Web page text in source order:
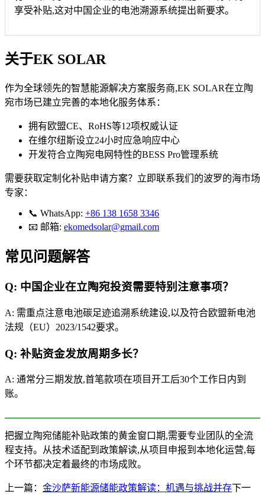
享受补贴,这对中国企业的电池溯源系统提出新要求。
关于EK SOLAR
作为全球领先的智慧能源解决方案服务商,EK SOLAR在立陶
宛市场已建立完善的本地化服务体系：
拥有欧盟CE、RoHS等12项权威认证
在维尔纽斯设立24小时应急响应中心
开发符合立陶宛电网特性的BESS Pro管理系统
需要获取定制化补贴申请方案？立即联系我们的波罗的海市场
专家：
📞 WhatsApp: +86 138 1658 3346
📧 邮箱: ekomedsolar@gmail.com
常见问题解答
Q: 中国企业在立陶宛投资需要特别注意事项？
A: 需重点注意电池碳足迹追溯系统建设,以及符合欧盟新电池
法规（EU）2023/1542要求。
Q: 补贴资金发放周期多长？
A: 通常分三期发放,首笔款项在项目开工后30个工作日内到
账。
把握立陶宛储能补贴政策的黄金窗口期,需要专业团队的全流
程支持。从技术适配到政策解读,从项目申报到本地化运营,每
个环节都决定着最终的市场成败。
上一篇： 金沙萨新能源储能政策解读：机遇与挑战并存下一